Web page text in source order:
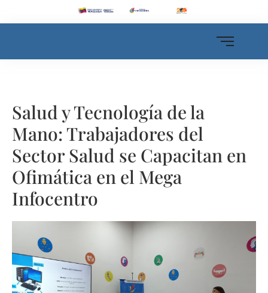
Salud y Tecnología de la
Mano: Trabajadores del
Sector Salud se Capacitan en
Ofimática en el Mega
Infocentro